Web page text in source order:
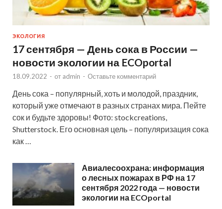
ЭКОЛОГИЯ
17 сентября — День сока в России —
новости экологии на ECOportal
18.09.2022 - от admin - Оставьте комментарий
День сока – популярный, хоть и молодой, праздник,
который уже отмечают в разных странах мира. Пейте
сок и будьте здоровы! Фото: stockcreations,
Shutterstock. Его основная цель – популяризация сока
как …
Авиалесоохрана: информация
о лесных пожарах в РФ на 17
сентября 2022 года — новости
экологии на ECOportal